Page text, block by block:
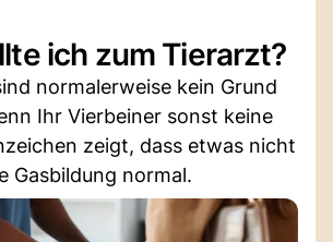
ich zum Tierarzt?
normalerweise kein Grund
Ihr Vierbeiner sonst keine
zeigt, dass etwas nicht
Gasbildung normal.